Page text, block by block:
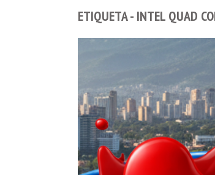
ETIQUETA - INTEL QUAD